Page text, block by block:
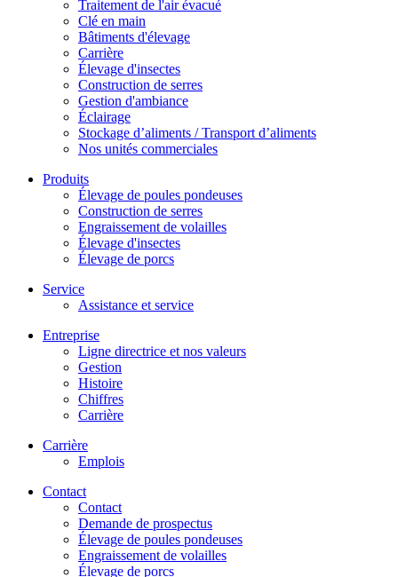
Traitement de l'air évacué
Clé en main
Bâtiments d'élevage
Carrière
Élevage d'insectes
Construction de serres
Gestion d'ambiance
Éclairage
Stockage d’aliments / Transport d’aliments
Nos unités commerciales
Produits
Élevage de poules pondeuses
Construction de serres
Engraissement de volailles
Élevage d'insectes
Élevage de porcs
Service
Assistance et service
Entreprise
Ligne directrice et nos valeurs
Gestion
Histoire
Chiffres
Carrière
Carrière
Emplois
Contact
Contact
Demande de prospectus
Élevage de poules pondeuses
Engraissement de volailles
Élevage de porcs